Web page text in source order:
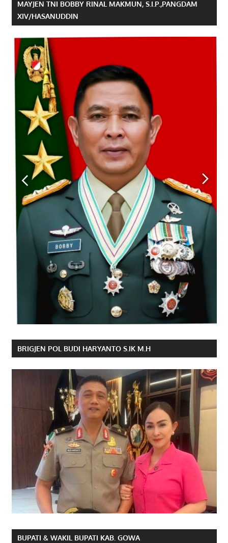
MAYJEN TNI BOBBY RINAL MAKMUN, S.I.P.,PANGDAM
XIV/HASANUDDIN
BRIGJEN POL BUDI HARYANTO S.IK M.H
BUPATI & WAKIL BUPATI KAB. GOWA